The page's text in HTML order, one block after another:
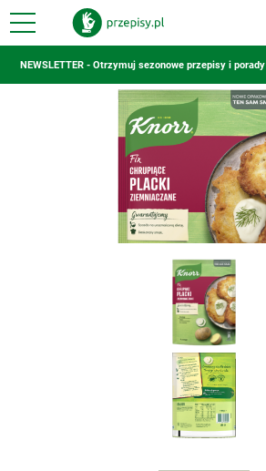
NEWSLETTER - Otrzymuj sezonowe przepisy i porady